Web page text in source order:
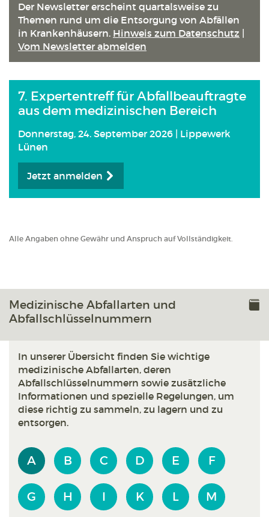
Der Newsletter erscheint quartals­weise zu
Themen rund um die Entsorgung von Abfällen
in Kranken­häusern. Hinweis zum Datenschutz
Vom Newsletter abmelden
7. Expertentreff für Abfallbeauftragte
aus dem medizinischen Bereich
Donnerstag, 24. September 2026 | Lippewerk
Lünen
Jetzt anmelden
Alle Angaben ohne Gewähr und Anspruch auf Vollständigkeit.
Medizinische Abfallarten und
Abfallschlüsselnummern
In unserer Übersicht finden Sie wichtige
medizinische Abfallarten, deren
Abfallschlüsselnummern sowie zusätzliche
Informationen und spezielle Regelungen, um
diese richtig zu sammeln, zu lagern und zu
entsorgen.
A B C D E F
G H I K L M